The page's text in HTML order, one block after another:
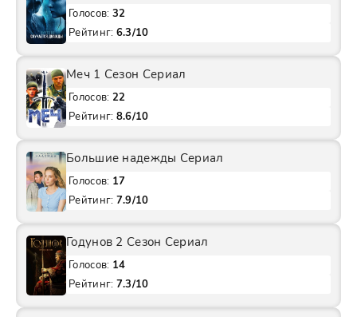
Голосов: 32
Рейтинг: 6.3/10
Меч 1 Сезон Сериал
Голосов: 22
Рейтинг: 8.6/10
Большие надежды Сериал
Голосов: 17
Рейтинг: 7.9/10
Годунов 2 Сезон Сериал
Голосов: 14
Рейтинг: 7.3/10